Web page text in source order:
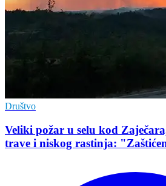
Društvo
Veliki požar u selu kod
trave i niskog rastinja: